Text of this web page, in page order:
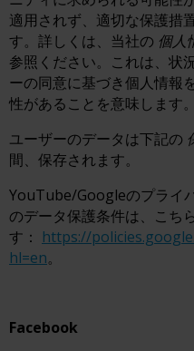
適用されず、適切な保護措
す。詳しくは、当社の 個人
参照ください。これは、状
ーの同意に基づき個人情報
性があることを意味します。
ユーザーのデータは下記の
間、保存されます。
YouTube/Googleのプライ
のデータ保護条件は、こち
す： https://
hl=en。
Facebook